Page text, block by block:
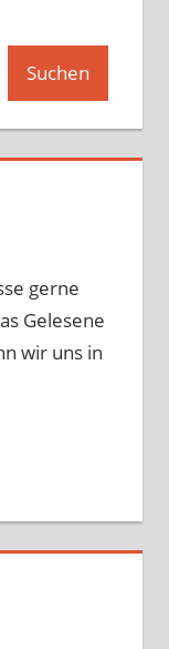
Suchen
gerne
Gelesene
wir uns in